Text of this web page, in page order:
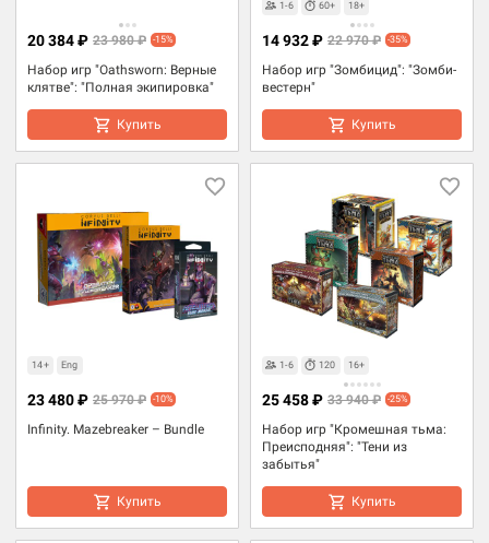
Набор игр "Oathsworn: Верные
клятве": "Полная экипировка"
20 384 ₽ 23 980 ₽ -15%
Купить
1-6 60+ 18+
Набор игр "Зомбицид": "Зомби-
вестерн"
14 932 ₽ 22 970 ₽ -35%
Купить
14+ Eng
Infinity. Mazebreaker – Bundle
23 480 ₽ 25 970 ₽ -10%
Купить
1-6 120 16+
Набор игр "Кромешная тьма:
Преисподняя": "Тени из
забытья"
25 458 ₽ 33 940 ₽ -25%
Купить